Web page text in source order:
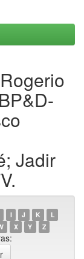
Jadir
I J K
L
X Y Z